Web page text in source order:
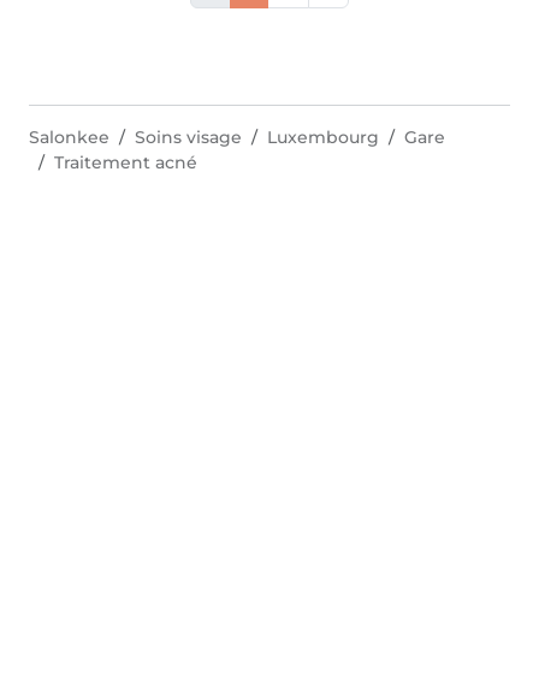
Salonkee Soins visage Luxembourg
Gare
Traitement acné